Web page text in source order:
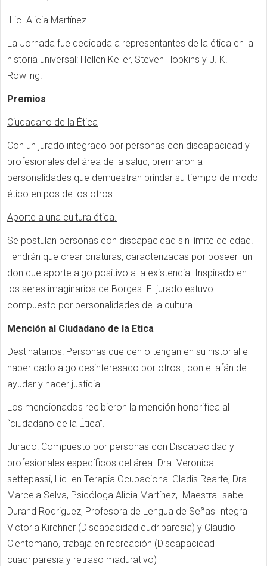
Lic. Alicia Martínez
La Jornada fue dedicada a representantes de la ética en la
historia universal: Hellen Keller, Steven Hopkins y J. K.
Rowling.
Premios
Ciudadano de la Ética
Con un jurado integrado por personas con discapacidad y
profesionales del área de la salud, premiaron a
personalidades que demuestran brindar su tiempo de modo
ético en pos de los otros.
Aporte a una cultura ética.
Se postulan personas con discapacidad sin límite de edad.
Tendrán que crear criaturas, caracterizadas por poseer un
don que aporte algo positivo a la existencia. Inspirado en
los seres imaginarios de Borges. El jurado estuvo
compuesto por personalidades de la cultura.
Mención al Ciudadano de la Etica
Destinatarios: Personas que den o tengan en su historial el
haber dado algo desinteresado por otros., con el afán de
ayudar y hacer justicia.
Los mencionados recibieron la mención honorifica al
“ciudadano de la Ética”.
Jurado: Compuesto por personas con Discapacidad y
profesionales específicos del área. Dra. Veronica
settepassi, Lic. en Terapia Ocupacional Gladis Rearte, Dra.
Marcela Selva, Psicóloga Alicia Martínez, Maestra Isabel
Durand Rodriguez, Profesora de Lengua de Señas Integra
Victoria Kirchner (Discapacidad cudriparesia) y Claudio
Cientomano, trabaja en recreación (Discapacidad
cuadriparesia y retraso madurativo)